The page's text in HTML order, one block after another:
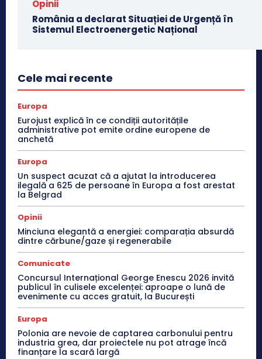
Opinii
România a declarat Situației de Urgență în
Sistemul Electroenergetic Național
Cele mai recente
Europa
Eurojust explică în ce condiții autoritățile
administrative pot emite ordine europene de
anchetă
Europa
Un suspect acuzat că a ajutat la introducerea
ilegală a 625 de persoane în Europa a fost arestat
la Belgrad
Opinii
Minciuna elegantă a energiei: comparația absurdă
dintre cărbune/gaze și regenerabile
Comunicate
Concursul Internațional George Enescu 2026 invită
publicul în culisele excelenței: aproape o lună de
evenimente cu acces gratuit, la București
Europa
Polonia are nevoie de captarea carbonului pentru
industria grea, dar proiectele nu pot atrage încă
finanțare la scară largă